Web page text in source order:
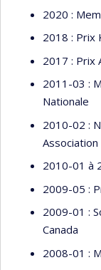
2020 :
2018 : Prix
2017 : Prix
2011-03 :
Nationale
2010-02 :
2010-01 à
2009-05 :
2009-01 :
Canada
2008-01 :